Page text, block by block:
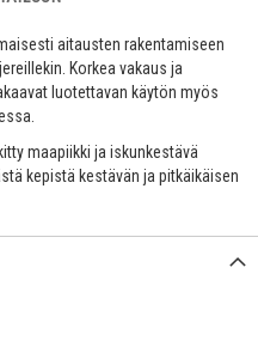
aitausten rakentamiseen
Korkea vakaus ja
luotettavan käytön myös
maapiikki ja iskunkestävä
kepistä kestävän ja pitkäikäisen